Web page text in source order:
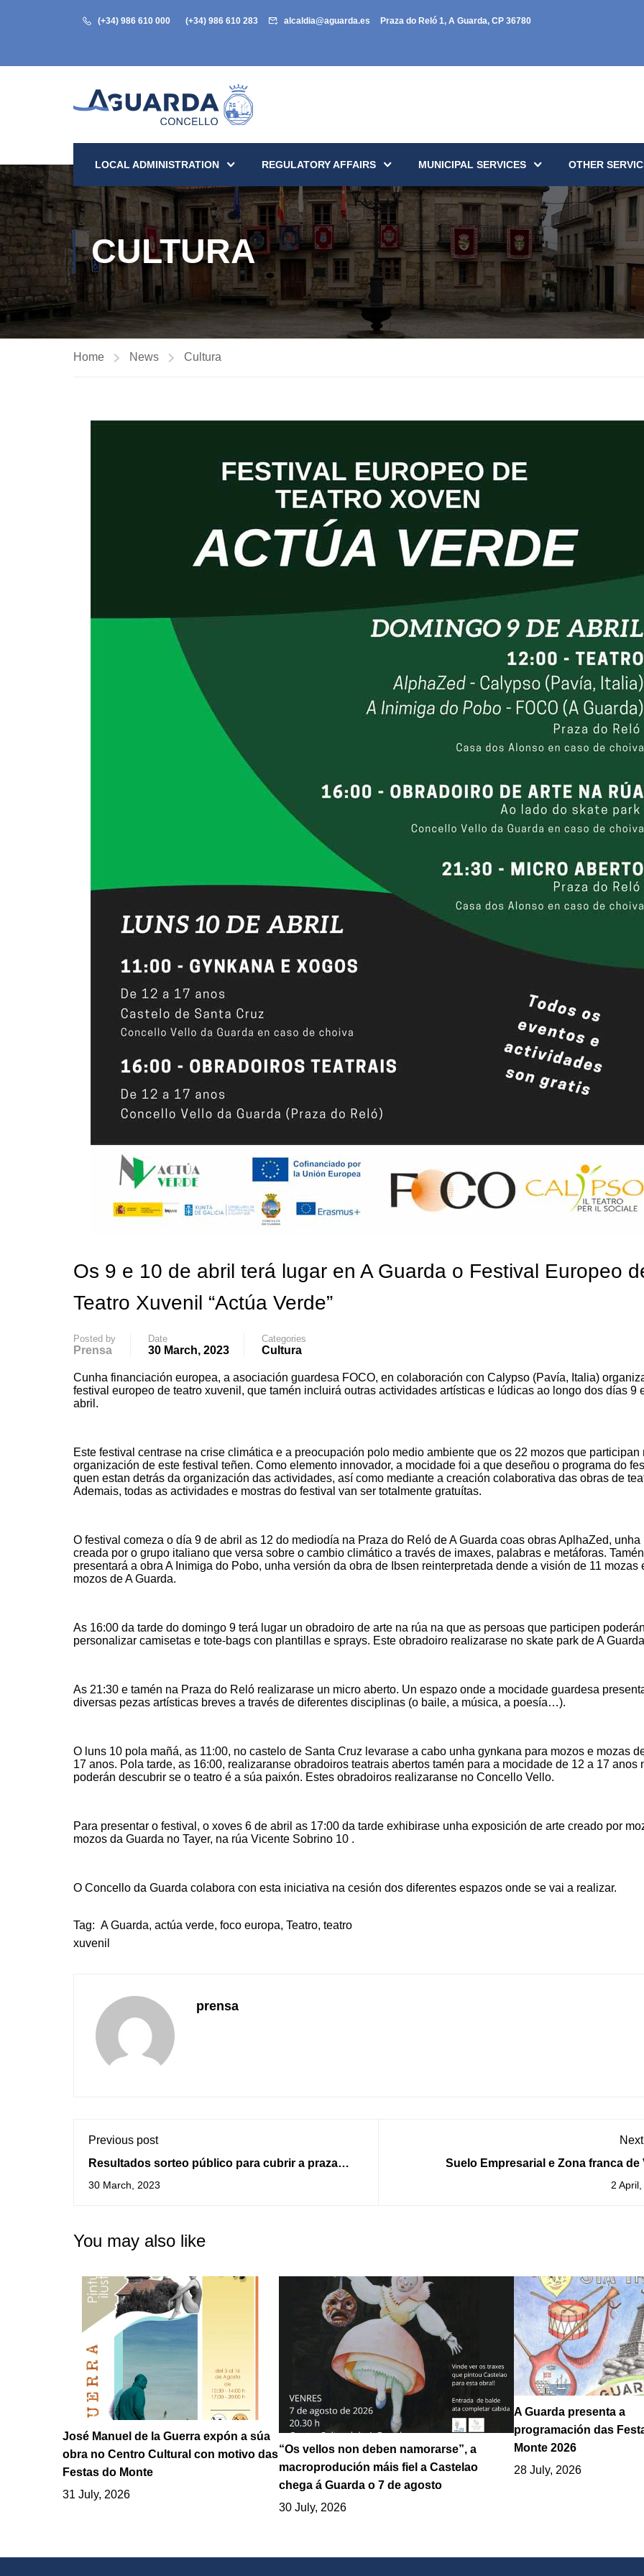
(+34) 986 610 000 (+34) 986 610 283 alcaldia@aguarda.es Praza do Reló 1, A Guarda, CP 36780
LOCAL ADMINISTRATION REGULATORY AFFAIRS MUNICIPAL SERVICES OTHER
CULTURA
Home News Cultura
Os 9 e 10 de abril terá lugar en A Guarda o Festival Europeo
Teatro Xuvenil “Actúa Verde”
Posted by
Prensa
Date
30 March, 2023
Categories
Cultura
Cunha financiación europea, a asociación guardesa FOCO, en colaboración con Calypso (Pavía, Italia)
festival europeo de teatro xuvenil, que tamén incluirá outras actividades artísticas e lúdicas ao longo dos días 9
abril.
Este festival centrase na crise climática e a preocupación polo medio ambiente que os 22 mozos que participan
organización de este festival teñen. Como elemento innovador, a mocidade foi a que deseñou o programa do
quen estan detrás da organización das actividades, así como mediante a creación colaborativa das obras de
Ademais, todas as actividades e mostras do festival van ser totalmente gratuítas.
O festival comeza o día 9 de abril as 12 do mediodía na Praza do Reló de A Guarda coas obras AplhaZed, unha
creada por o grupo italiano que versa sobre o cambio climático a través de imaxes, palabras e metáforas.
presentará a obra A Inimiga do Pobo, unha versión da obra de Ibsen reinterpretada dende a visión de 11 mozas
mozos de A Guarda.
As 16:00 da tarde do domingo 9 terá lugar un obradoiro de arte na rúa na que as persoas que participen
personalizar camisetas e tote-bags con plantillas e sprays. Este obradoiro realizarase no skate park de A
As 21:30 e tamén na Praza do Reló realizarase un micro aberto. Un espazo onde a mocidade guardesa
diversas pezas artísticas breves a través de diferentes disciplinas (o baile, a música, a poesía…).
O luns 10 pola mañá, as 11:00, no castelo de Santa Cruz levarase a cabo unha gynkana para mozos e mozas
17 anos. Pola tarde, as 16:00, realizaranse obradoiros teatrais abertos tamén para a mocidade de 12 a 17 anos
poderán descubrir se o teatro é a súa paixón. Estes obradoiros realizaranse no Concello Vello.
Para presentar o festival, o xoves 6 de abril as 17:00 da tarde exhibirase unha exposición de arte creado por
mozos da Guarda no Tayer, na rúa Vicente Sobrino 10 .
O Concello da Guarda colabora con esta iniciativa na cesión dos diferentes espazos onde se vai a realizar.
Tag: A Guarda, actúa verde, foco europa, Teatro, teatro
xuvenil
prensa
Previous post
Resultados sorteo público para cubrir a praza
vacante e listaxe de agarda nos obradoiros
30 March, 2023
Suelo Empresarial e Zona franca de
impulsan o novo Polígono Industrial da2
You may also like
José Manuel de la Guerra expón a súa
obra no Centro Cultural con motivo das
Festas do Monte
31 July, 2026
“Os vellos non deben namorarse”, a
macroprodución máis fiel a Castelao
chega á Guarda o 7 de agosto
30 July, 2026
A Guarda presenta a
programación das
Monte 2026
28 July, 2026